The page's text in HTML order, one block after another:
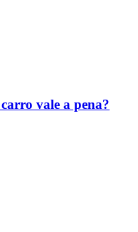
vale a pena?